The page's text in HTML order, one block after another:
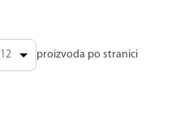
12 proizvoda po stranici